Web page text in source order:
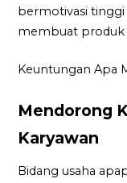
bermotivasi
membuat produk
Keuntungan Apa
Mendorong
Karyawan
Bidang usaha